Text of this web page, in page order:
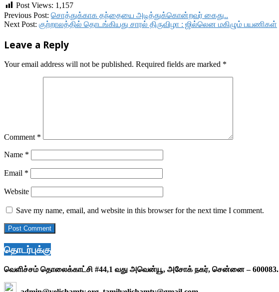
Post Views: 1,157
2018-
07-
Previous Post: சொத்துக்காக தந்தையை அடித்துக்கொன்றவர் கைது..
Next Post: குற்றாலத்தில் தொடங்கியது சாரல் திருவிழா : ஜில்லென மகிழும் பயணிகள்
Leave a Reply
Your email address will not be published. Required fields are marked *
Comment *
Name *
Email *
Website
Save my name, email, and website in this browser for the next time I comment.
தொடர்புக்கு
வெளிச்சம் தொலைக்காட்சி #44,1 வது அவென்யூ, அசோக் நகர், சென்னை – 600083.